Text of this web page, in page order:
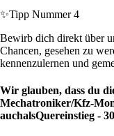
✨Tipp Nummer 4
Bewirb dich direkt über
Chancen, gesehen zu
kennenzulernen und
Wir glauben, dass du
Mechatroniker/Kfz-
auchalsQuereinstieg -